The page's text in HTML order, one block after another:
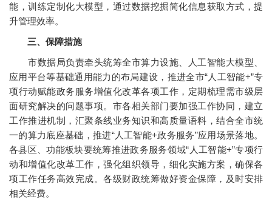
能，训练定制化大模型，通过数据挖掘简化信息获取方式，提
升管理效率。
三、保障措施
市数据局负责牵头统筹全市算力设施、人工智能大模型、
应用平台等基础通用能力的布局建设，推进全市“人工智能+”专
项行动赋能政务服务增值化改革各项工作，定期梳理需市级层
面研究解决的问题事项。市各相关部门要加强工作协同，建立
工作推进机制，汇聚条线业务知识和高质量语料，结合全市统
一的算力底座基础，推进“人工智能+政务服务”应用场景落地。
各县区、功能板块要统筹推进政务服务领域“人工智能+”专项行
动和增值化改革工作，强化组织领导，细化实施方案，确保各
项工作任务高效完成。各级财政统筹做好资金保障，及时安排
相关经费。